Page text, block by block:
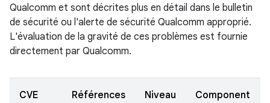
Qualcomm et sont décrites plus en détail dans le bulletin
de sécurité ou l'alerte de sécurité Qualcomm approprié.
L'évaluation de la gravité de ces problèmes est fournie
directement par Qualcomm.
CVE Références Niveau Component